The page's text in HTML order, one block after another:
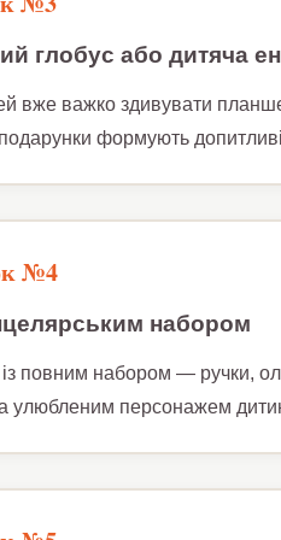
глобус або дитяча
вже важко здивувати
подарунки формують
№4
набором
повним набором — ручки,
улюбленим персонажем